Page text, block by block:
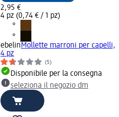
2,95 €
4 pz (0,74 € / 1 pz)
ebelinMollette marroni per capelli,
4 pz
(5)
Disponibile per la consegna
seleziona il negozio dm